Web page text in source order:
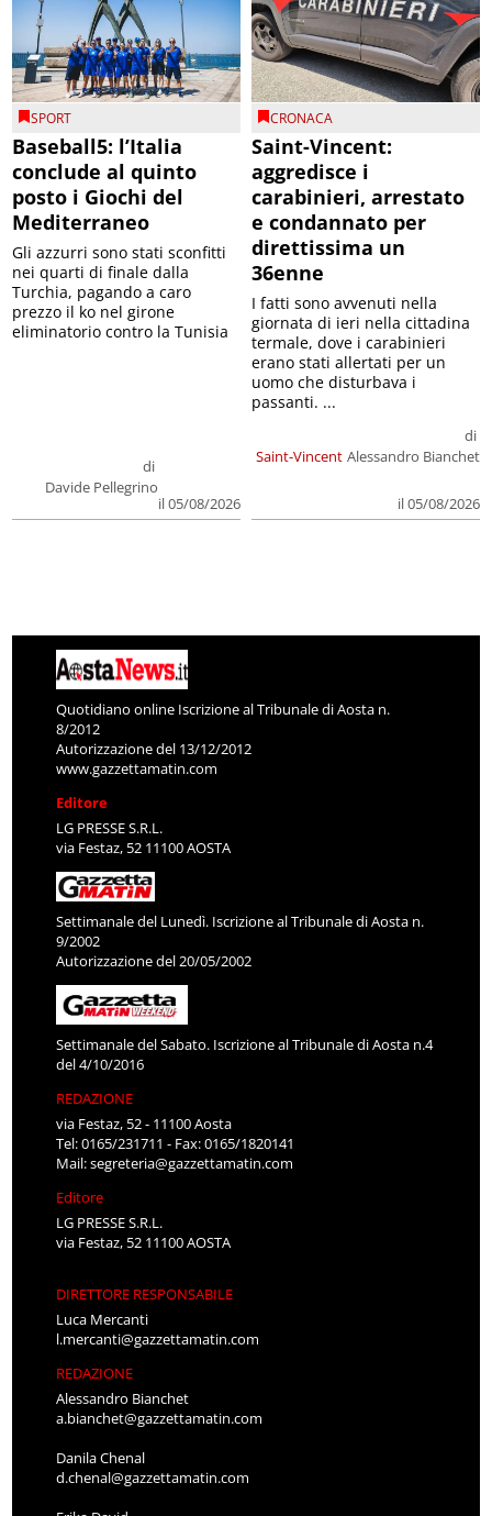
SPORT
Baseball5: l’Italia
conclude al quinto
posto i Giochi del
Mediterraneo
di
Davide Pellegrino
il 05/08/2026
Gli azzurri sono stati sconfitti
nei quarti di finale dalla
Turchia, pagando a caro
prezzo il ko nel girone
eliminatorio contro la Tunisia
CRONACA
Saint-Vincent:
aggredisce i
carabinieri, arrestato
e condannato per
direttissima un
36enne
Saint-Vincent
di
Alessandro Bianchet
il 05/08/2026
I fatti sono avvenuti nella
giornata di ieri nella cittadina
termale, dove i carabinieri
erano stati allertati per un
uomo che disturbava i
passanti. ...
Quotidiano online Iscrizione al Tribunale di Aosta n.
8/2012
Autorizzazione del 13/12/2012
www.gazzettamatin.com
Editore
LG PRESSE S.R.L.
via Festaz, 52 11100 AOSTA
Settimanale del Lunedì. Iscrizione al Tribunale di Aosta n.
9/2002
Autorizzazione del 20/05/2002
Settimanale del Sabato. Iscrizione al Tribunale di Aosta n.4
del 4/10/2016
REDAZIONE
via Festaz, 52 - 11100 Aosta
Tel: 0165/231711 - Fax: 0165/1820141
Mail:segreteria@gazzettamatin.com
Editore
LG PRESSE S.R.L.
via Festaz, 52 11100 AOSTA
DIRETTORE RESPONSABILE
Luca Mercanti
l.mercanti@gazzettamatin.com
REDAZIONE
Alessandro Bianchet
a.bianchet@gazzettamatin.com
Danila Chenal
d.chenal@gazzettamatin.com